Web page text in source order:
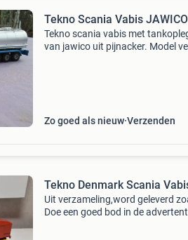
Tekno Scania Vabis
Tekno scania vabis met
van jawico uit pijnacker. Model
Zo goed als nieuw Verzenden
Tekno Denmark Scania
Uit verzameling,word geleverd
Doe een goed bod in de